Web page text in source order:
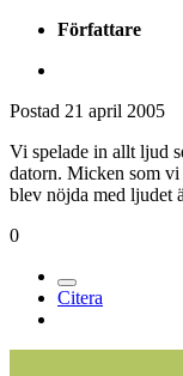
Författare
Postad 21 april 2005
Vi spelade in allt ljud
datorn. Micken som
blev nöjda med ljudet
0
Citera